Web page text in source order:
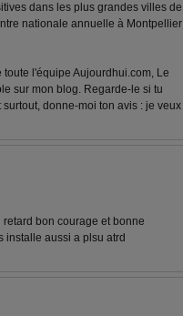
dans les plus grandes villes de
nationale annuelle à Montpellier
toute l'équipe Aujourdhui.com, Le
sur mon blog. Regarde-le si tu
donne-moi ton avis : je veux
bon courage et bonne
installe aussi a plsu atrd